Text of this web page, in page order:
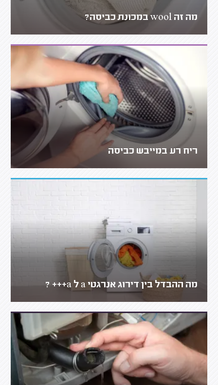
מה זה wool במכונת כביסה?
ריח רע במייבש כביסה
מה ההבדל בין דירוג אנרגטי a ל a+++ ?